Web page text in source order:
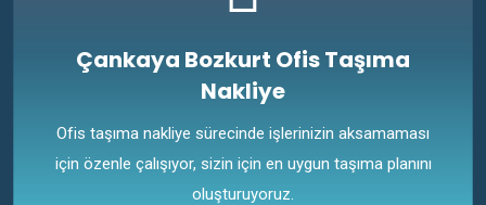
Çankaya Bozkurt Ofis Taşıma
Nakliye
Ofis taşıma nakliye sürecinde işlerinizin aksamaması
için özenle çalışıyor, sizin için en uygun taşıma planını
oluşturuyoruz.